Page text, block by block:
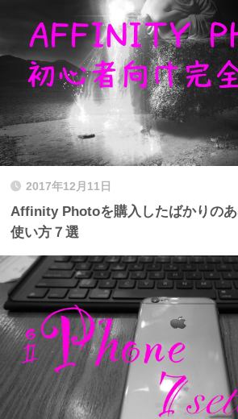
2017年12月11日
Affinity Photoを購入したばかりの
使い方７選